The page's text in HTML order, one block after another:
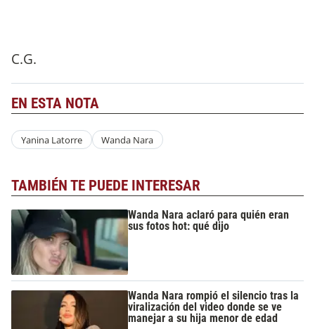
C.G.
EN ESTA NOTA
Yanina Latorre Wanda Nara
TAMBIÉN TE PUEDE INTERESAR
Wanda Nara aclaró para quién eran
sus fotos hot: qué dijo
Wanda Nara rompió el silencio tras la
viralización del video donde se ve
manejar a su hija menor de edad